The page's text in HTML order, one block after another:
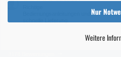
Nur
Weitere